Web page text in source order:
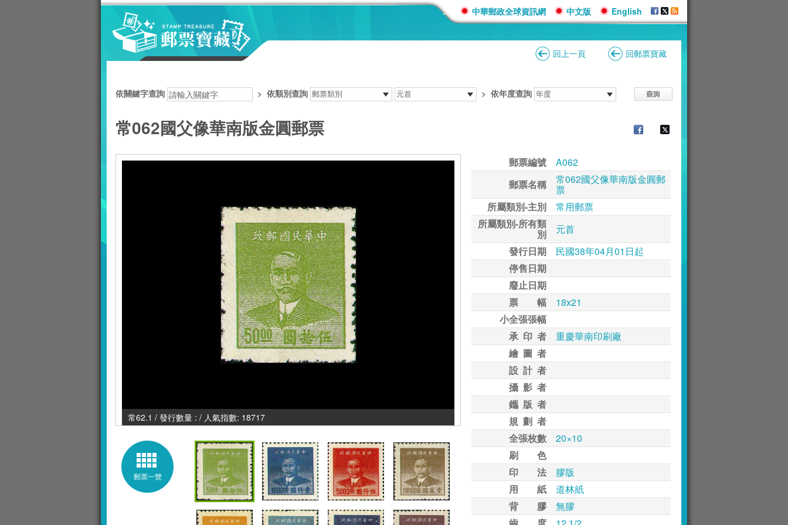
::: 中華郵政全球資訊網 中文版 English
回上一頁 回郵票寶藏
依關鍵字查詢 > 依類別查詢 > 依年度查詢
常062國父像華南版金圓郵票
常62.1 / 發行數量 : / 人氣指數: 18717
郵票一覽
郵票編號
A062
郵票名稱
常062國父像華南版金圓郵
票
所屬類別-主別
常用郵票
所屬類別-所有類
別
元首
發行日期
民國38年04月01日起
停售日期
廢止日期
票 幅
18x21
小全張張幅
承 印 者
重慶華南印刷廠
繪 圖 者
設 計 者
攝 影 者
鑴 版 者
規 劃 者
全張枚數
20×10
刷 色
印 法
膠版
用 紙
道林紙
背 膠
無膠